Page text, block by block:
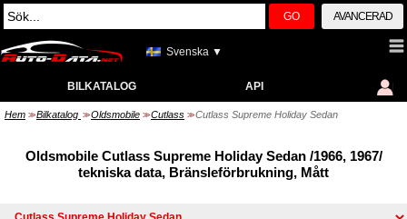
GO AVANCERAD
Svenska ▼
BILKATALOG API
Hem >> Bilkatalog >> Oldsmobile >> Cutlass >> Cutlass Supreme Holiday Sedan
Oldsmobile Cutlass Supreme Holiday Sedan /1966, 1967/
tekniska data, Bränsleförbrukning, Mått